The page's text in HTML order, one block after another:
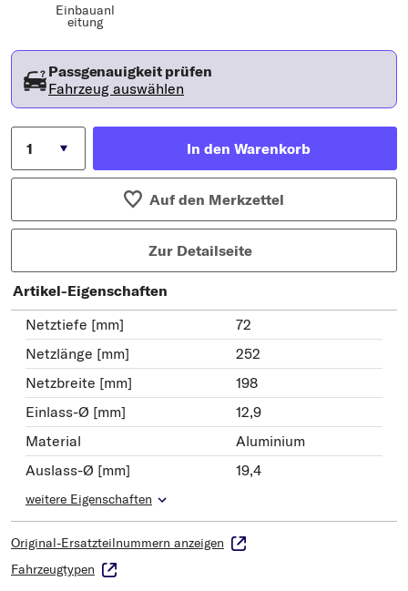
Einbauanl
eitung
Passgenauigkeit prüfen
Fahrzeug auswählen
In den Warenkorb
Auf den Merkzettel
Zur Detailseite
Artikel-Eigenschaften
Netztiefe [mm]
72
Netzlänge [mm]
252
Netzbreite [mm]
198
Einlass-Ø [mm]
12,9
Material
Aluminium
Auslass-Ø [mm]
19,4
weitere Eigenschaften
Original-Ersatzteilnummern anzeigen
Fahrzeugtypen